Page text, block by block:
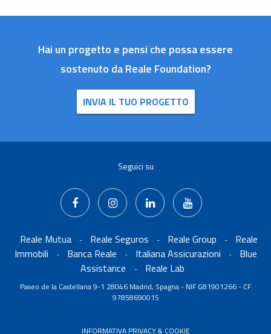
Hai un progetto e pensi che possa essere
sostenuto da Reale Foundation?
INVIA IL TUO PROGETTO
Seguici su
Reale Mutua - Reale Seguros - Reale Group -
Reale
Immobili
- Banca Reale - Italiana Assicurazioni -
Blue
Assistance
- Reale Lab
Paseo de la Castellana 9-1 28046 Madrid, Spagna - NIF G81901266 - CF
97858690015
INFORMATIVA PRIVACY & COOKIE